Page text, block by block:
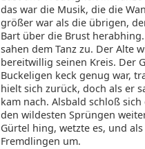
das war die Musik, die die
größer war als die übrigen,
Bart über die Brust
sahen dem Tanz zu. Der Alte
bereitwillig seinen Kreis. Der
Buckeligen keck genug war,
hielt sich zurück, doch als er
kam nach. Alsbald schloß
den wildesten Sprüngen
Gürtel hing, wetzte es, und
Fremdlingen um.